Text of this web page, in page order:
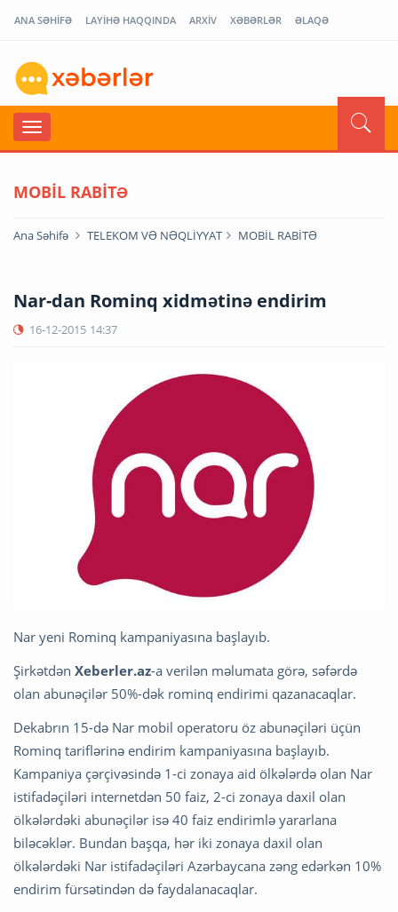
ANA SƏHİFƏ LAYİHƏ HAQQINDA ARXİV XƏBƏRLƏR ƏLAQƏ
MOBİL RABİTƏ
Ana Səhifə TELEKOM VƏ NƏQLİYYAT MOBİL RABİTƏ
Nar-dan Rominq xidmətinə endirim
16-12-2015 14:37
Nar yeni Rominq kampaniyasına başlayıb.
Şirkətdən Xeberler.az-a verilən məlumata görə, səfərdə
olan abunəçilər 50%-dək rominq endirimi qazanacaqlar.
Dekabrın 15-də Nar mobil operatoru öz abunəçiləri üçün
Rominq tariflərinə endirim kampaniyasına başlayıb.
Kampaniya çərçivəsində 1-ci zonaya aid ölkələrdə olan Nar
istifadəçiləri internetdən 50 faiz, 2-ci zonaya daxil olan
ölkələrdəki abunəçilər isə 40 faiz endirimlə yararlana
biləcəklər. Bundan başqa, hər iki zonaya daxil olan
ölkələrdəki Nar istifadəçiləri Azərbaycana zəng edərkən 10%
endirim fürsətindən də faydalanacaqlar.